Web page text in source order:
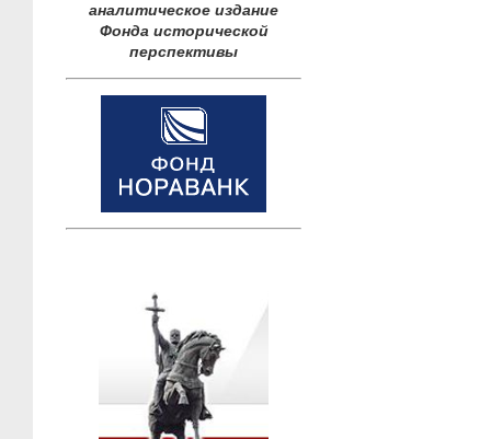
аналитическое издание
Фонда исторической
перспективы